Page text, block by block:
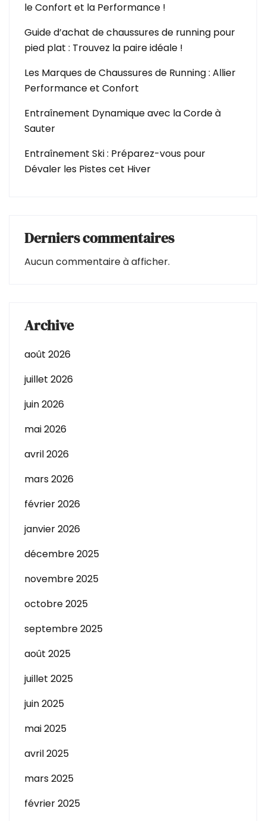
le Confort et la Performance !
Guide d’achat de chaussures de running pour
pied plat : Trouvez la paire idéale !
Les Marques de Chaussures de Running : Allier
Performance et Confort
Entraînement Dynamique avec la Corde à
Sauter
Entraînement Ski : Préparez-vous pour
Dévaler les Pistes cet Hiver
Derniers commentaires
Aucun commentaire à afficher.
Archive
août 2026
juillet 2026
juin 2026
mai 2026
avril 2026
mars 2026
février 2026
janvier 2026
décembre 2025
novembre 2025
octobre 2025
septembre 2025
août 2025
juillet 2025
juin 2025
mai 2025
avril 2025
mars 2025
février 2025